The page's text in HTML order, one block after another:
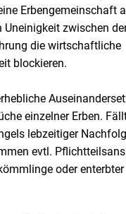
Erbengemeinschaft
Uneinigkeit zwischen
die wirtschaftliche
blockieren.
einzelner Erben.
lebzeitiger
evtl.
oder